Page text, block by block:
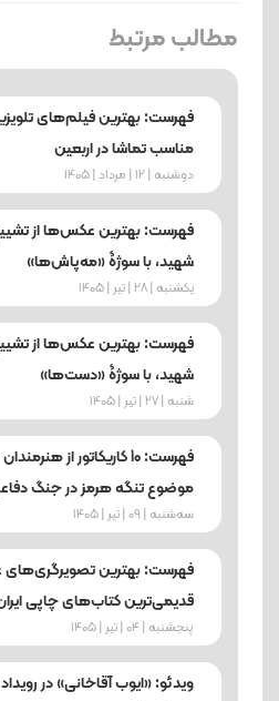
مطالب مرتبط
فهرست: بهترین فیلم‌های
مناسب تماشا در اربعین
دوشنبه | 12 | مرداد | 1405
فهرست: بهترین عکس‌ها از
شهید، با سوژۀ «مه‌پاش‌ها»
یکشنبه | 28 | تیر | 1405
فهرست: بهترین عکس‌ها از
شهید، با سوژۀ «دست‌ها»
شنبه | 27 | تیر | 1405
فهرست: 10 کاریکاتور از
موضوع تنگه هرمز در جنگ
ﺳﻪشنبه | 09 | تیر | 1405
فهرست: بهترین تصویرگری‌های
قدیمی‌ترین کتاب‌های چاپی
پنجشنبه | 04 | تیر | 1405
ویدئو: «ایوب آقاخانی» در